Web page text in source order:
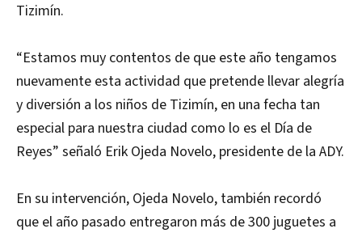
Tizimín.
“Estamos muy contentos de que este año tengamos
nuevamente esta actividad que pretende llevar alegría
y diversión a los niños de Tizimín, en una fecha tan
especial para nuestra ciudad como lo es el Día de
Reyes” señaló Erik Ojeda Novelo, presidente de la ADY.
En su intervención, Ojeda Novelo, también recordó
que el año pasado entregaron más de 300 juguetes a